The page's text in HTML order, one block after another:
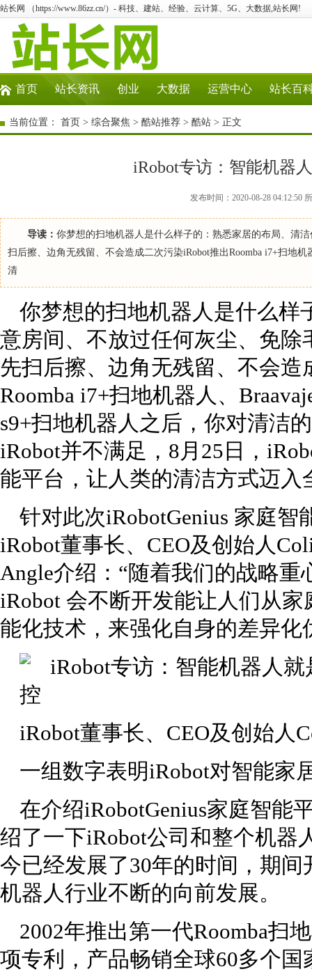
站长网 （https://www.86zz.cn/）- 科技、建站、经验、云计算、5G、大数据,站长网!
首页 站长资讯 创业 大数据 运营中心 站长百
当前位置： 首页 > 综合聚焦 > 酷站推荐 > 酷站 > 正文
iRobot专访：智能机器
发布时间：2020-08-28 04:12:50
导读： 你梦想的扫地机器人是什么样子的：熟悉家居的布局、清
扫后擦、边角无残留、不会造成二次污染iRobot推出Roomba i7+扫地
清
你梦想的扫地机器人是什么样
意房间、不放过任何灰尘、免
先扫后擦、边角无残留、不会
Roomba i7+扫地机器人、
s9+扫地机器人之后，你对清洁
iRobot并不满足，8月25日，
能平台，让人类的清洁方式迈入
针对此次iRobotGenius 家庭
iRobot董事长、CEO及创始人
Angle介绍：“随着我们的战略
iRobot 会不断开发能让人们从
能化技术，来强化自身的差异化
iRobot董事长、CEO及创始人
一组数字表明iRobot对智能家
在介绍iRobotGenius家庭智能
绍了一下iRobot公司和整个机器
今已经发展了30年的时间，期
机器人行业不断的向前发展。
2002年推出第一代Roomba扫
项专利，产品畅销全球60多个